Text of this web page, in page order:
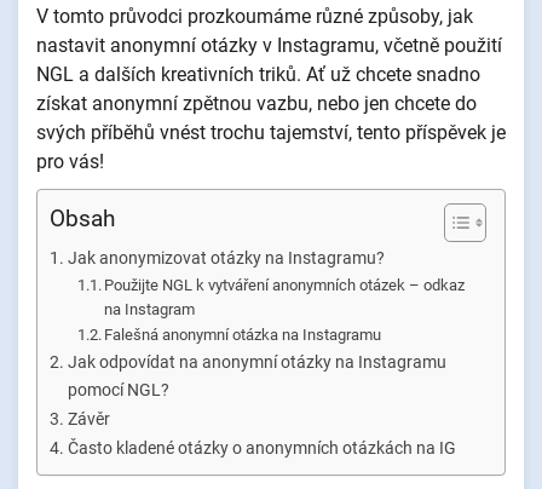
V tomto průvodci prozkoumáme různé způsoby, jak
nastavit anonymní otázky v Instagramu, včetně použití
NGL a dalších kreativních triků. Ať už chcete snadno
získat anonymní zpětnou vazbu, nebo jen chcete do
svých příběhů vnést trochu tajemství, tento příspěvek je
pro vás!
Obsah
Jak anonymizovat otázky na Instagramu?
Použijte NGL k vytváření anonymních otázek – odkaz
na Instagram
Falešná anonymní otázka na Instagramu
Jak odpovídat na anonymní otázky na Instagramu
pomocí NGL?
Závěr
Často kladené otázky o anonymních otázkách na IG